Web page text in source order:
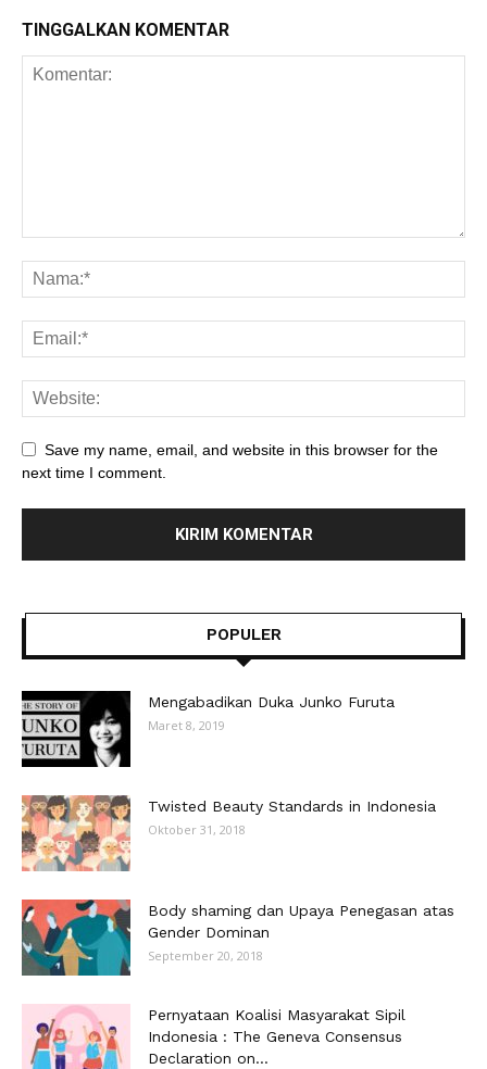
TINGGALKAN KOMENTAR
Save my name, email, and website in this browser for the
next time I comment.
POPULER
Mengabadikan Duka Junko Furuta
Maret 8, 2019
Twisted Beauty Standards in Indonesia
Oktober 31, 2018
Body shaming dan Upaya Penegasan atas
Gender Dominan
September 20, 2018
Pernyataan Koalisi Masyarakat Sipil
Indonesia : The Geneva Consensus
Declaration on...